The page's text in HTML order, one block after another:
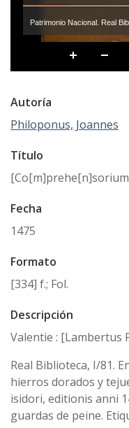
Patrimonio Nacional. Real
Autoría
Philoponus, Joannes
Título
[Co[m]prehe[n]sorium
Fecha
1475
Formato
[334] f.; Fol.
Descripción
Valentie : [Lambertus
Real Biblioteca, I/81.
hierros dorados y
isidori, editionis anni
guardas de peine.